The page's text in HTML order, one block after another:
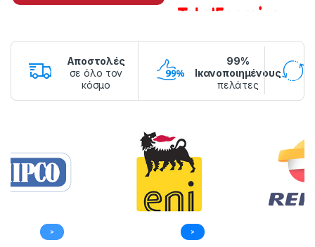
Αποστολές
σε όλο τον
κόσμο
99%
Ικανοποιημένους
πελάτες
> >